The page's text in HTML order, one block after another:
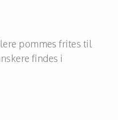
pommes frites til
findes i